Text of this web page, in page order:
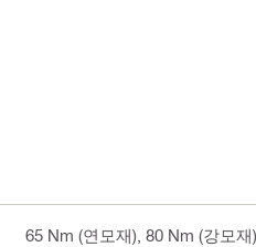
65 Nm (연모재), 80 Nm (강모재)